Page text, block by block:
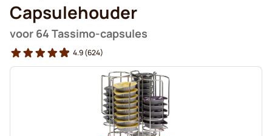
Capsulehouder
voor 64 Tassimo-capsules
4.9(624)